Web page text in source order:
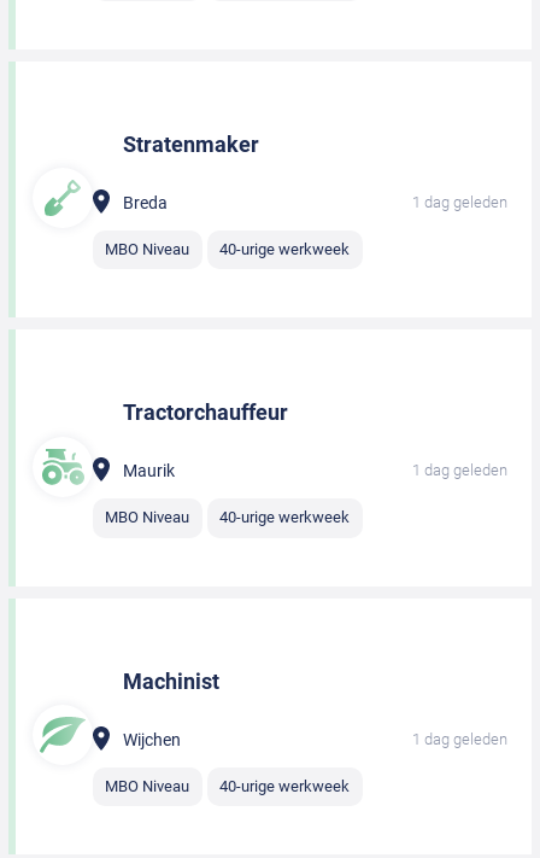
Stratenmaker
Breda 1 dag geleden
MBO Niveau 40-urige werkweek
Tractorchauffeur
Maurik 1 dag geleden
MBO Niveau 40-urige werkweek
Machinist
Wijchen 1 dag geleden
MBO Niveau 40-urige werkweek